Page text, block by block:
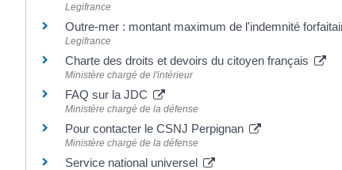
Legifrance
Outre-mer : montant maximum de l'indemnité
Legifrance
Charte des droits et devoirs du citoyen français
Ministère chargé de l'intérieur
FAQ sur la JDC
Ministère chargé de la défense
Pour contacter le CSNJ Perpignan
Ministère chargé de la défense
Service national universel